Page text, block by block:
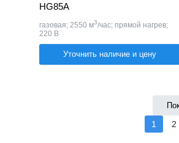
HG85A
газовая; 2550 м3/час; прямой нагрев;
220 В
Уточнить наличие и цену
1 2